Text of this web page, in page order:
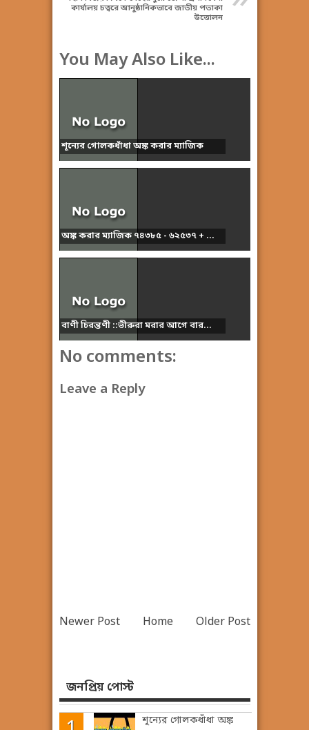
কার্যালয় চত্বরে আনুষ্ঠানিকভাবে জাতীয় পতাকা
উত্তোলন
You May Also Like...
শূন্যের গোলকধাঁধা অঙ্ক করার ম্যাজিক
অঙ্ক করার ম্যাজিক ৭৪৩৮৫ - ৬২৫৩৭ + ...
বাণী চিরন্তণী ::ভীরুরা মরার আগে বার...
No comments:
Leave a Reply
Newer Post Older Post
Home
জনপ্রিয় পোস্ট
শূন্যের গোলকধাঁধা অঙ্ক